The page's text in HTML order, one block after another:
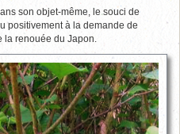
son objet-même, le souci de
positivement à la demande de
la renouée du Japon.